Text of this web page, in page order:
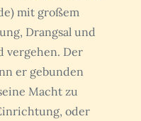
mit großem
Drangsal und
vergehen. Der
er gebunden
Macht zu
oder